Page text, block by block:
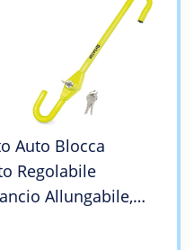
Auto Blocca
Regolabile
Allungabile,
Auto